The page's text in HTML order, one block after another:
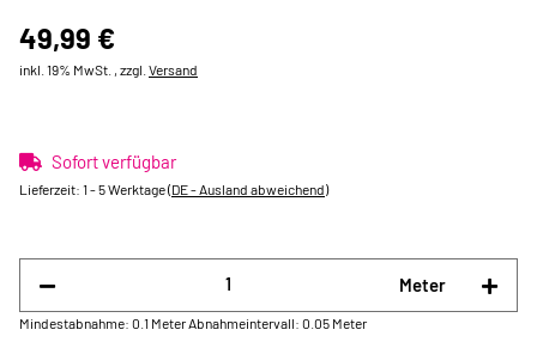
49,99 €
inkl. 19% MwSt. , zzgl. Versand
Sofort verfügbar
Lieferzeit: 1 - 5 Werktage(DE - Ausland abweichend)
Meter
Mindestabnahme: 0.1 Meter Abnahmeintervall: 0.05 Meter